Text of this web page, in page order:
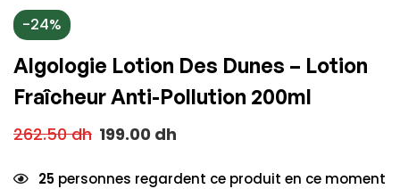
-24%
Algologie Lotion Des Dunes – Lotion
Fraîcheur Anti-Pollution 200ml
262.50dh 199.00 dh
25 personnes regardent ce produit en ce moment